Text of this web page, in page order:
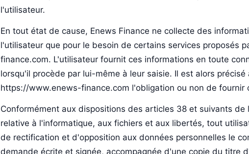
l'utilisateur.
En tout état de cause, Enews Finance ne collecte des
l'utilisateur que pour le besoin de certains services proposés
finance.com. L'utilisateur fournit ces informations en toute
lorsqu'il procède par lui-même à leur saisie. Il est alors
https://www.enews-finance.com l'obligation ou non de fournir
Conformément aux dispositions des articles 38 et suivants de
relative à l'informatique, aux fichiers et aux libertés, tout
de rectification et d'opposition aux données personnelles le
demande écrite et signée, accompagnée d'une copie du titre